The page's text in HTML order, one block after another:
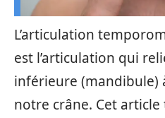
L’articulation
est l’articulation qui
inférieure (mandibule)
notre crâne. Cet